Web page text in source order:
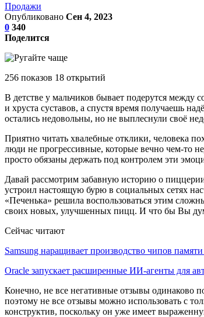
Продажи
Опубликовано Сен 4, 2023
0 340
Поделится
256 показов 18 открытий
В детстве у мальчиков бывает подерутся между
и хруста суставов, а спустя время получаешь
остались недовольны, но не выплеснули своё
Приятно читать хвалебные отклики, человека
люди не прогрессивные, которые вечно чем-то
просто обязаны держать под контролем эти
Давай рассмотрим забавную историю о
устроил настоящую бурю в социальных сетях
«Печенька» решила воспользоваться этим
своих новых, улучшенных пицц. И что бы Вы
Сейчас читают
Samsung наращивает производство чипов
Oracle запускает расширенные ИИ‑агенты для
Конечно, не все негативные отзывы одинаково
поэтому не все отзывы можно использовать с
конструктив, поскольку он уже имеет